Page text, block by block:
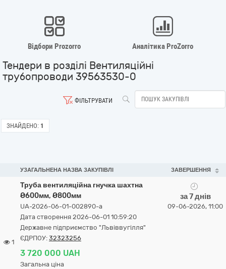
Відбори Prozorro Аналітика ProZorro
Тендери в розділі Вентиляційні
трубопроводи 39563530-0
ФІЛЬТРУВАТИ
ЗНАЙДЕНО: 1
УЗАГАЛЬНЕНА НАЗВА ЗАКУПІВЛІ ЗАВЕРШЕННЯ
1
Труба вентиляційна гнучка шахтна
Ø600мм, Ø800мм
UA-2026-06-01-002890-a
Дата створення 2026-06-01 10:59:20
Державне підприємство "Львіввугілля"
ЄДРПОУ: 32323256
3 720 000 UAH
Загальна ціна
за 7 днів
09-06-2026, 11:00